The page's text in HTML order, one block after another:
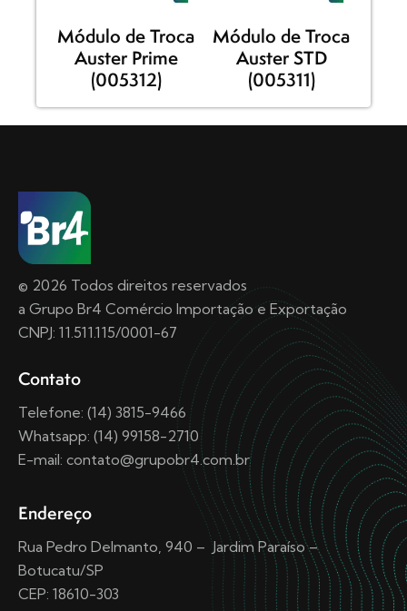
Módulo de Troca
Auster Prime
(005312)
Módulo de Troca
Auster STD
(005311)
© 2026 Todos direitos reservados
a Grupo Br4 Comércio Importação e Exportação
CNPJ: 11.511.115/0001-67
Contato
Telefone: (14) 3815-9466
Whatsapp: (14) 99158-2710
E-mail: contato@grupobr4.com.br
Endereço
Rua Pedro Delmanto, 940 – Jardim Paraíso –
Botucatu/SP
CEP: 18610-303